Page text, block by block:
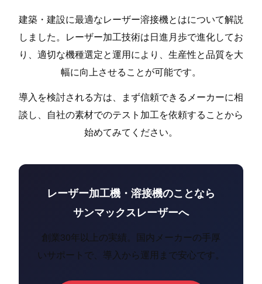
建築・建設に最適なレーザー溶接機とはについて解説
しました。レーザー加工技術は日進月歩で進化してお
り、適切な機種選定と運用により、生産性と品質を大
幅に向上させることが可能です。
導入を検討される方は、まず信頼できるメーカーに相
談し、自社の素材でのテスト加工を依頼することから
始めてみてください。
レーザー加工機・溶接機のことなら
サンマックスレーザーへ
創業30年以上の実績。国内メーカーの手厚
いサポートで、導入から運用まで安心です。